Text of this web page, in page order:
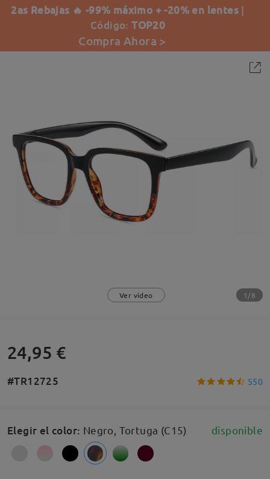
2as Rebajas 🔥 -99% máximo + -20% en lentes |
Código:TOP20
Compra Ahora >
Ver vídeo 1/8
24,95 €
#TR12725 550
Elegir el color: Negro, Tortuga (C15) disponible